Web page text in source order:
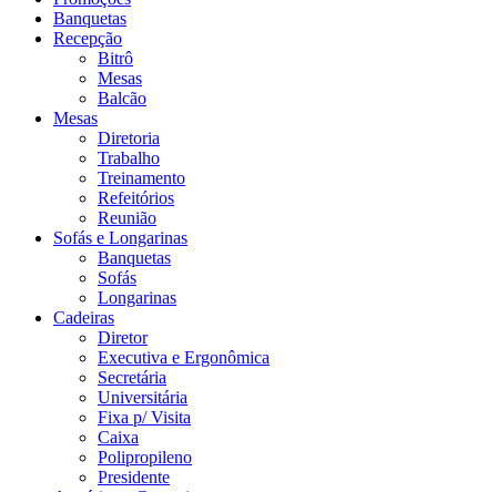
Banquetas
Recepção
Bitrô
Mesas
Balcão
Mesas
Diretoria
Trabalho
Treinamento
Refeitórios
Reunião
Sofás e Longarinas
Banquetas
Sofás
Longarinas
Cadeiras
Diretor
Executiva e Ergonômica
Secretária
Universitária
Fixa p/ Visita
Caixa
Polipropileno
Presidente